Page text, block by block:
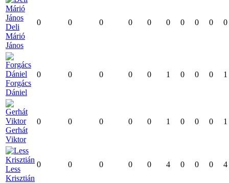
Deli
Márió
János
0 0 0 0 0 0 0 0 0 0
Forgács
Dániel
0 0 0 0 0 1 0 0 0 1
Gerhát
Viktor
0 0 0 0 0 1 0 0 0 1
Less
Krisztián
0 0 0 0 0 4 0 0 0 4